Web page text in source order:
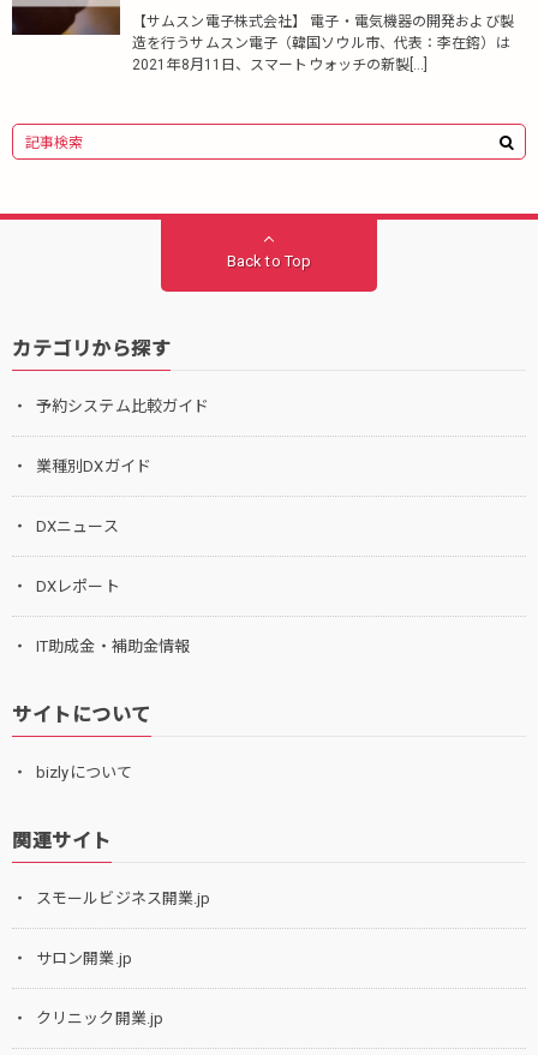
【サムスン電子株式会社】 電子・電気機器の開発および製
造を行うサムスン電子（韓国ソウル市、代表：李在鎔）は
2021年8月11日、スマートウォッチの新製[…]
Back to Top
カテゴリから探す
予約システム比較ガイド
業種別DXガイド
DXニュース
DXレポート
IT助成金・補助金情報
サイトについて
bizlyについて
関連サイト
スモールビジネス開業.jp
サロン開業.jp
クリニック開業.jp